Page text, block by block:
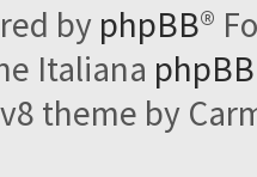
by phpBB®
Italiana
theme by